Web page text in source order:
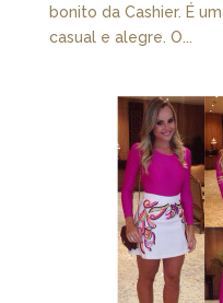
bonito da Cashier. É
casual e alegre. O...